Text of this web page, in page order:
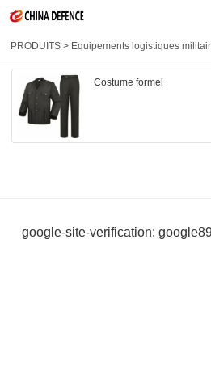
PRODUITS > Equipements logistiques
Costume formel
google-site-verification: